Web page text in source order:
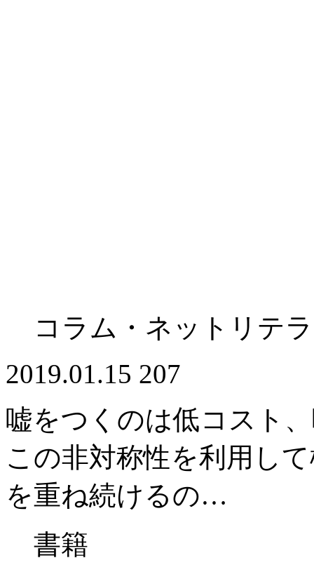
コラム・ネットリテ
2019.01.15 207
嘘をつくのは低コスト
この非対称性を利用し
を重ね続けるの…
書籍